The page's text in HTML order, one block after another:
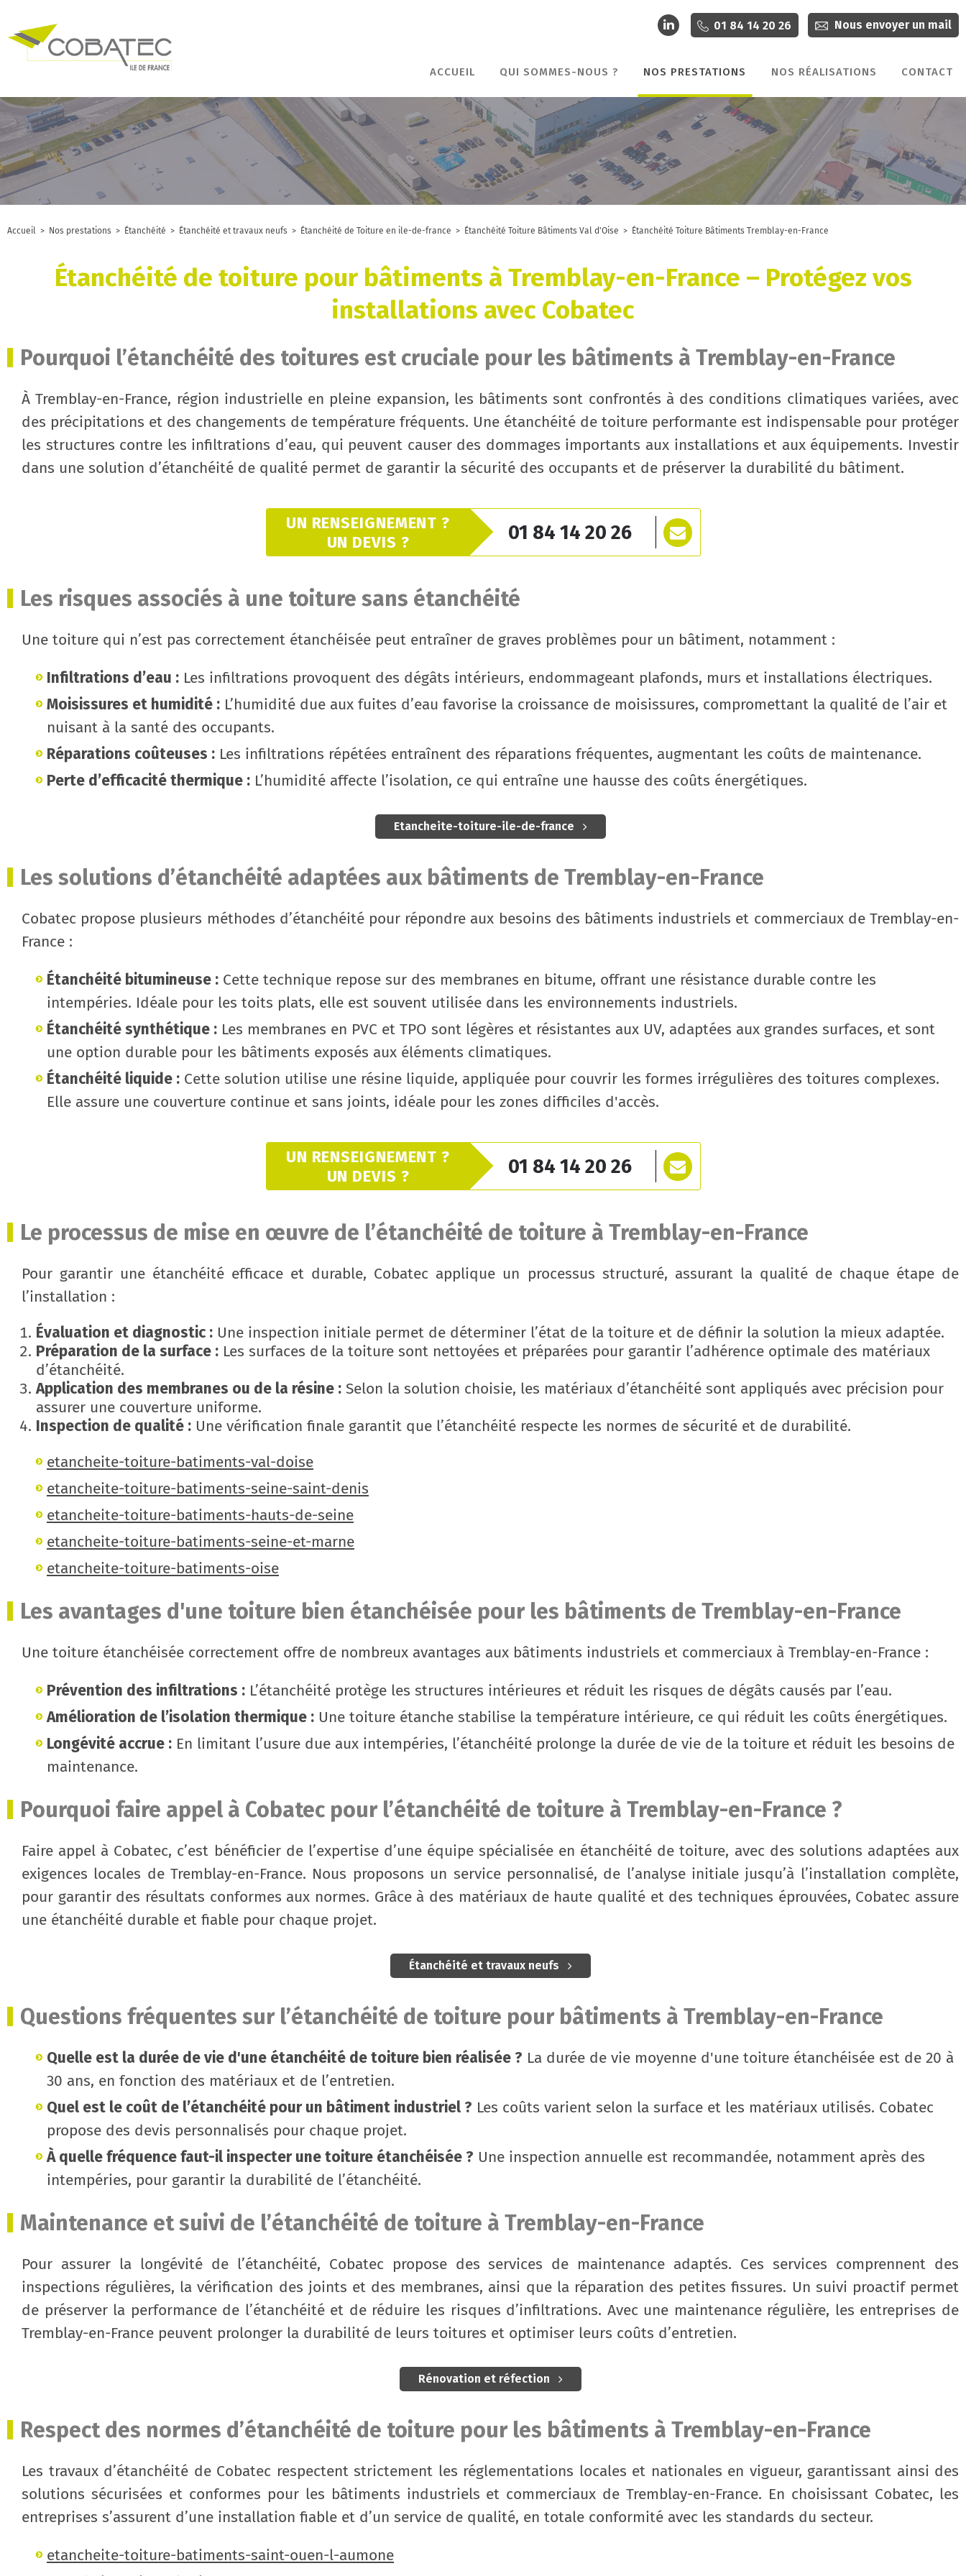
01 84 14 20 26 Nous envoyer un mail
ACCUEIL QUI SOMMES-NOUS ? NOS PRESTATIONS NOS RÉALISATIONS CONTACT
Accueil > Nos prestations > Étanchéité > Étanchéité et travaux neufs > Étanchéité de Toiture en ile-de-france > Étanchéité Toiture Bâtiments Val d'Oise > Étanchéité Toiture Bâtiments Tremblay-en-France
Étanchéité de toiture pour bâtiments à Tremblay-en-France – Protégez vos
installations avec Cobatec
Pourquoi l’étanchéité des toitures est cruciale pour les bâtiments à Tremblay-en-France
À Tremblay-en-France, région industrielle en pleine expansion, les bâtiments sont confrontés à des conditions climatiques variées, avec
des précipitations et des changements de température fréquents. Une étanchéité de toiture performante est indispensable pour protéger
les structures contre les infiltrations d’eau, qui peuvent causer des dommages importants aux installations et aux équipements. Investir
dans une solution d’étanchéité de qualité permet de garantir la sécurité des occupants et de préserver la durabilité du bâtiment.
UN RENSEIGNEMENT ?
UN DEVIS ?
01 84 14 20 26
Les risques associés à une toiture sans étanchéité
Une toiture qui n’est pas correctement étanchéisée peut entraîner de graves problèmes pour un bâtiment, notamment :
Infiltrations d’eau : Les infiltrations provoquent des dégâts intérieurs, endommageant plafonds, murs et installations électriques.
Moisissures et humidité : L’humidité due aux fuites d’eau favorise la croissance de moisissures, compromettant la qualité de l’air et
nuisant à la santé des occupants.
Réparations coûteuses : Les infiltrations répétées entraînent des réparations fréquentes, augmentant les coûts de maintenance.
Perte d’efficacité thermique : L’humidité affecte l’isolation, ce qui entraîne une hausse des coûts énergétiques.
Etancheite-toiture-ile-de-france
Les solutions d’étanchéité adaptées aux bâtiments de Tremblay-en-France
Cobatec propose plusieurs méthodes d’étanchéité pour répondre aux besoins des bâtiments industriels et commerciaux de Tremblay-en-
France :
Étanchéité bitumineuse : Cette technique repose sur des membranes en bitume, offrant une résistance durable contre les
intempéries. Idéale pour les toits plats, elle est souvent utilisée dans les environnements industriels.
Étanchéité synthétique : Les membranes en PVC et TPO sont légères et résistantes aux UV, adaptées aux grandes surfaces, et sont
une option durable pour les bâtiments exposés aux éléments climatiques.
Étanchéité liquide : Cette solution utilise une résine liquide, appliquée pour couvrir les formes irrégulières des toitures complexes.
Elle assure une couverture continue et sans joints, idéale pour les zones difficiles d'accès.
UN RENSEIGNEMENT ?
UN DEVIS ?
01 84 14 20 26
Le processus de mise en œuvre de l’étanchéité de toiture à Tremblay-en-France
Pour garantir une étanchéité efficace et durable, Cobatec applique un processus structuré, assurant la qualité de chaque étape de
l’installation :
Évaluation et diagnostic : Une inspection initiale permet de déterminer l’état de la toiture et de définir la solution la mieux adaptée.
Préparation de la surface : Les surfaces de la toiture sont nettoyées et préparées pour garantir l’adhérence optimale des matériaux
d’étanchéité.
Application des membranes ou de la résine : Selon la solution choisie, les matériaux d’étanchéité sont appliqués avec précision pour
assurer une couverture uniforme.
Inspection de qualité : Une vérification finale garantit que l’étanchéité respecte les normes de sécurité et de durabilité.
etancheite-toiture-batiments-val-doise
etancheite-toiture-batiments-seine-saint-denis
etancheite-toiture-batiments-hauts-de-seine
etancheite-toiture-batiments-seine-et-marne
etancheite-toiture-batiments-oise
Les avantages d'une toiture bien étanchéisée pour les bâtiments de Tremblay-en-France
Une toiture étanchéisée correctement offre de nombreux avantages aux bâtiments industriels et commerciaux à Tremblay-en-France :
Prévention des infiltrations : L’étanchéité protège les structures intérieures et réduit les risques de dégâts causés par l’eau.
Amélioration de l’isolation thermique : Une toiture étanche stabilise la température intérieure, ce qui réduit les coûts énergétiques.
Longévité accrue : En limitant l’usure due aux intempéries, l’étanchéité prolonge la durée de vie de la toiture et réduit les besoins de
maintenance.
Pourquoi faire appel à Cobatec pour l’étanchéité de toiture à Tremblay-en-France ?
Faire appel à Cobatec, c’est bénéficier de l’expertise d’une équipe spécialisée en étanchéité de toiture, avec des solutions adaptées aux
exigences locales de Tremblay-en-France. Nous proposons un service personnalisé, de l’analyse initiale jusqu’à l’installation complète,
pour garantir des résultats conformes aux normes. Grâce à des matériaux de haute qualité et des techniques éprouvées, Cobatec assure
une étanchéité durable et fiable pour chaque projet.
Étanchéité et travaux neufs
Questions fréquentes sur l’étanchéité de toiture pour bâtiments à Tremblay-en-France
Quelle est la durée de vie d'une étanchéité de toiture bien réalisée ? La durée de vie moyenne d'une toiture étanchéisée est de 20 à
30 ans, en fonction des matériaux et de l’entretien.
Quel est le coût de l’étanchéité pour un bâtiment industriel ? Les coûts varient selon la surface et les matériaux utilisés. Cobatec
propose des devis personnalisés pour chaque projet.
À quelle fréquence faut-il inspecter une toiture étanchéisée ? Une inspection annuelle est recommandée, notamment après des
intempéries, pour garantir la durabilité de l’étanchéité.
Maintenance et suivi de l’étanchéité de toiture à Tremblay-en-France
Pour assurer la longévité de l’étanchéité, Cobatec propose des services de maintenance adaptés. Ces services comprennent des
inspections régulières, la vérification des joints et des membranes, ainsi que la réparation des petites fissures. Un suivi proactif permet
de préserver la performance de l’étanchéité et de réduire les risques d’infiltrations. Avec une maintenance régulière, les entreprises de
Tremblay-en-France peuvent prolonger la durabilité de leurs toitures et optimiser leurs coûts d’entretien.
Rénovation et réfection
Respect des normes d’étanchéité de toiture pour les bâtiments à Tremblay-en-France
Les travaux d’étanchéité de Cobatec respectent strictement les réglementations locales et nationales en vigueur, garantissant ainsi des
solutions sécurisées et conformes pour les bâtiments industriels et commerciaux de Tremblay-en-France. En choisissant Cobatec, les
entreprises s’assurent d’une installation fiable et d’un service de qualité, en totale conformité avec les standards du secteur.
etancheite-toiture-batiments-saint-ouen-l-aumone